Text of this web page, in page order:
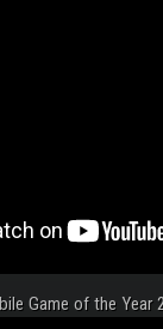
Game of the Year